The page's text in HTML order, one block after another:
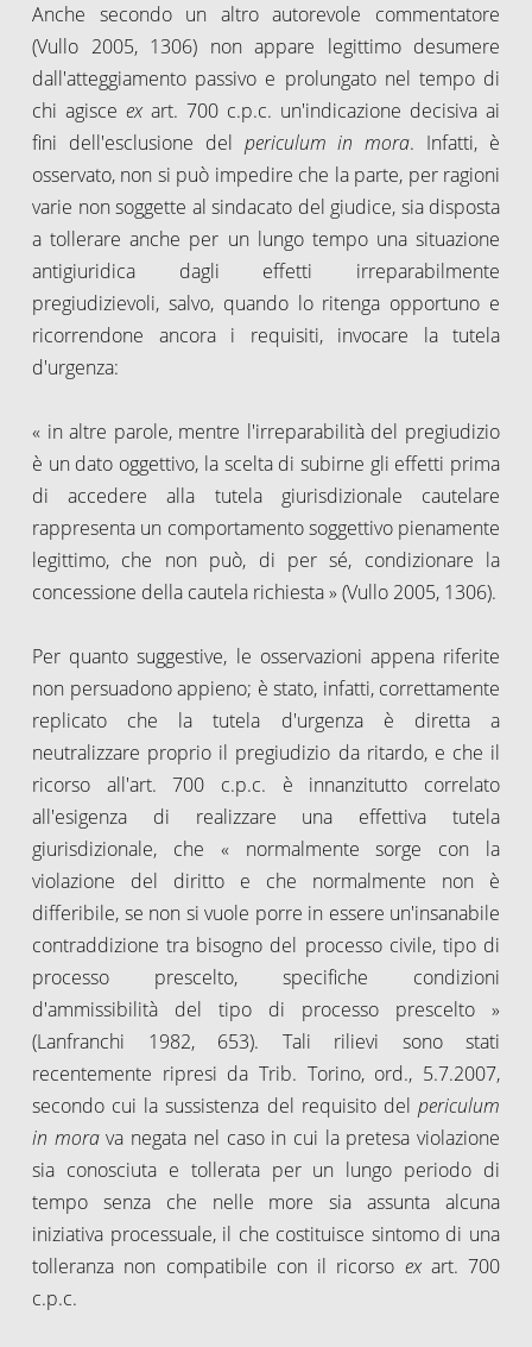
Anche secondo un altro autorevole commentatore
(Vullo 2005, 1306) non appare legittimo desumere
dall'atteggiamento passivo e prolungato nel tempo di
chi agisce exart. 700 c.p.c. un'indicazione decisiva ai
fini dell'esclusione del periculum in mora. Infatti, è
osservato, non si può impedire che la parte, per ragioni
varie non soggette al sindacato del giudice, sia disposta
a tollerare anche per un lungo tempo una situazione
antigiuridica dagli effetti irreparabilmente
pregiudizievoli, salvo, quando lo ritenga opportuno e
ricorrendone ancora i requisiti, invocare la tutela
d'urgenza:
« in altre parole, mentre l'irreparabilità del pregiudizio
è un dato oggettivo, la scelta di subirne gli effetti prima
di accedere alla tutela giurisdizionale cautelare
rappresenta un comportamento soggettivo pienamente
legittimo, che non può, di per sé, condizionare la
concessione della cautela richiesta » (Vullo 2005, 1306).
Per quanto suggestive, le osservazioni appena riferite
non persuadono appieno; è stato, infatti, correttamente
replicato che la tutela d'urgenza è diretta a
neutralizzare proprio il pregiudizio da ritardo, e che il
ricorso all'art. 700 c.p.c. è innanzitutto correlato
all'esigenza di realizzare una effettiva tutela
giurisdizionale, che « normalmente sorge con la
violazione del diritto e che normalmente non è
differibile, se non si vuole porre in essere un'insanabile
contraddizione tra bisogno del processo civile, tipo di
processo prescelto, specifiche condizioni
d'ammissibilità del tipo di processo prescelto »
(Lanfranchi 1982, 653). Tali rilievi sono stati
recentemente ripresi da Trib. Torino, ord., 5.7.2007,
secondo cui la sussistenza del requisito del periculum
in morava negata nel caso in cui la pretesa violazione
sia conosciuta e tollerata per un lungo periodo di
tempo senza che nelle more sia assunta alcuna
iniziativa processuale, il che costituisce sintomo di una
tolleranza non compatibile con il ricorso exart. 700
c.p.c.